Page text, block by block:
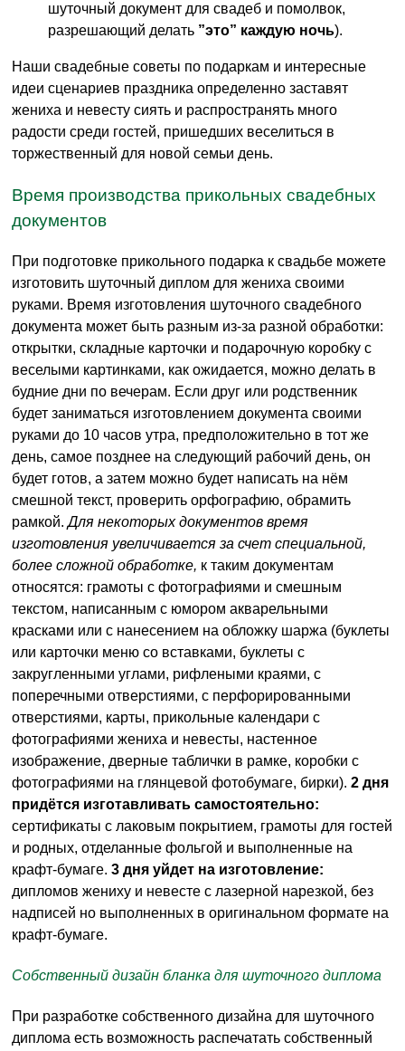
шуточный документ для свадеб и помолвок,
разрешающий делать ”это” каждую ночь).
Наши свадебные советы по подаркам и интересные
идеи сценариев праздника определенно заставят
жениха и невесту сиять и распространять много
радости среди гостей, пришедших веселиться в
торжественный для новой семьи день.
Время производства прикольных свадебных
документов
При подготовке прикольного подарка к свадьбе можете
изготовить шуточный диплом для жениха своими
руками. Время изготовления шуточного свадебного
документа может быть разным из-за разной обработки:
открытки, складные карточки и подарочную коробку с
веселыми картинками, как ожидается, можно делать в
будние дни по вечерам. Если друг или родственник
будет заниматься изготовлением документа своими
руками до 10 часов утра, предположительно в тот же
день, самое позднее на следующий рабочий день, он
будет готов, а затем можно будет написать на нём
смешной текст, проверить орфографию, обрамить
рамкой.Для некоторых документов время
изготовления увеличивается за счет специальной,
более сложной обработке, к таким документам
относятся: грамоты с фотографиями и смешным
текстом, написанным с юмором акварельными
красками или с нанесением на обложку шаржа (буклеты
или карточки меню со вставками, буклеты с
закругленными углами, рифлеными краями, с
поперечными отверстиями, с перфорированными
отверстиями, карты, прикольные календари с
фотографиями жениха и невесты, настенное
изображение, дверные таблички в рамке, коробки с
фотографиями на глянцевой фотобумаге, бирки). 2 дня
придётся изготавливать самостоятельно:
сертификаты с лаковым покрытием, грамоты для гостей
и родных, отделанные фольгой и выполненные на
крафт-бумаге. 3 дня уйдет на изготовление:
дипломов жениху и невесте с лазерной нарезкой, без
надписей но выполненных в оригинальном формате на
крафт-бумаге.
Собственный дизайн бланка для шуточного диплома
При разработке собственного дизайна для шуточного
диплома есть возможность распечатать собственный